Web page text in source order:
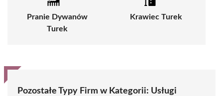
Pranie Dywanów
Turek
Krawiec Turek
Pozostałe Typy Firm w Kategorii: Usługi